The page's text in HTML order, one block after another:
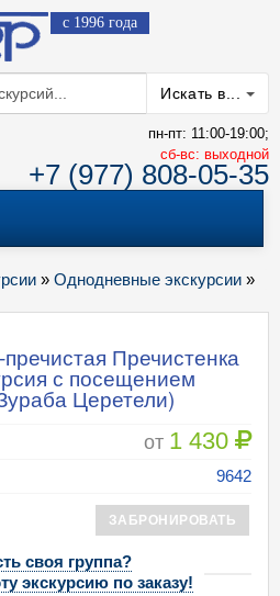
с 1996 года
Искать в...
пн-пт: 11:00-19:00;
cб-вс: выходной
+7 (977) 808-05-35
» Однодневные экскурсии »
Пречистенка
с посещением
Церетели)
от 1 430
9642
ЗАБРОНИРОВАТЬ
своя группа?
экскурсию по заказу!